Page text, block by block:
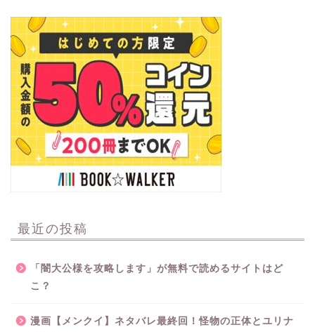
最近の投稿
「闇大公様を攻略します」が無料で読めるサイトはど
こ？
漫画【メンクイ】ネタバレ最終回！怪物の正体とユリナ